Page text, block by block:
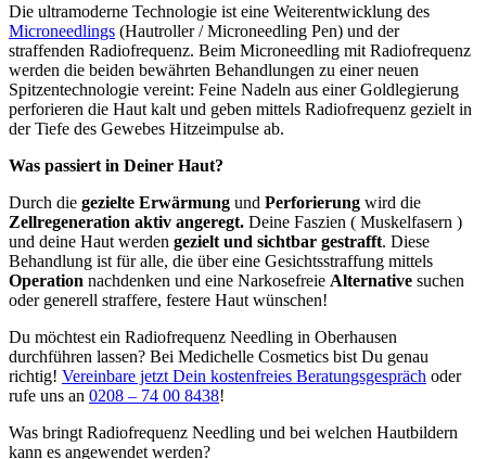
Die ultramoderne Technologie ist eine Weiterentwicklung des
Microneedlings (Hautroller / Microneedling Pen) und der
straffenden Radiofrequenz. Beim Microneedling mit Radiofrequenz
werden die beiden bewährten Behandlungen zu einer neuen
Spitzentechnologie vereint: Feine Nadeln aus einer Goldlegierung
perforieren die Haut kalt und geben mittels Radiofrequenz gezielt in
der Tiefe des Gewebes Hitzeimpulse ab.
Was passiert in Deiner Haut?
Durch die gezielte Erwärmung und Perforierung wird die
Zellregeneration aktiv angeregt. Deine Faszien ( Muskelfasern )
und deine Haut werden gezielt und sichtbar gestrafft. Diese
Behandlung ist für alle, die über eine Gesichtsstraffung mittels
Operation nachdenken und eine Narkosefreie Alternative suchen
oder generell straffere, festere Haut wünschen!
Du möchtest ein Radiofrequenz Needling in Oberhausen
durchführen lassen? Bei Medichelle Cosmetics bist Du genau
richtig! Vereinbare jetzt Dein kostenfreies Beratungsgespräch oder
rufe uns an 0208 – 74 00 8438!
Was bringt Radiofrequenz Needling und bei welchen Hautbildern
kann es angewendet werden?